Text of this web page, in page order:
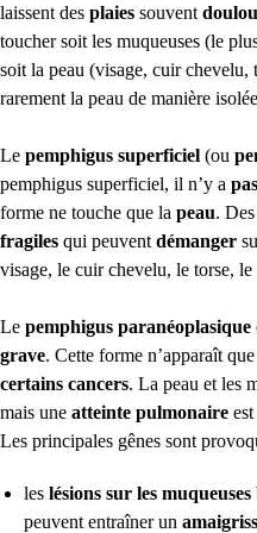
laissent des plaies souvent
toucher soit les muqueuses (le
soit la peau (visage, cuir chevelu,
rarement la peau de manière
Le pemphigus superficiel (ou
pemphigus superficiel, il n’y a
forme ne touche que la peau. Des
fragiles qui peuvent démanger
visage, le cuir chevelu, le torse, le
Le pemphigus paranéoplasique
grave. Cette forme n’apparaît
certains cancers. La peau et les
mais une atteinte pulmonaire
Les principales gênes sont
les lésions sur les muqueuses
peuvent entraîner un